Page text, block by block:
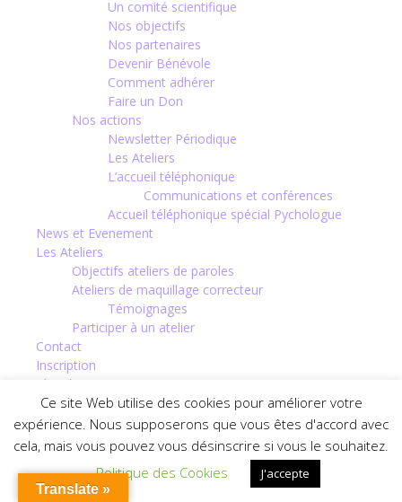
Un comité scientifique
Nos objectifs
Nos partenaires
Devenir Bénévole
Comment adhérer
Faire un Don
Nos actions
Newsletter Périodique
Les Ateliers
L’accueil téléphonique
Communications et conférences
Accueil téléphonique spécial Pychologue
News et Evenement
Les Ateliers
Objectifs ateliers de paroles
Ateliers de maquillage correcteur
Témoignages
Participer à un atelier
Contact
Inscription
Chercheurs
Dermatologues
Ce site Web utilise des cookies pour améliorer votre
expérience. Nous supposerons que vous êtes d'accord avec
cela, mais vous pouvez vous désinscrire si vous le souhaitez.
Politique des Cookies
J'accepte
Translate »